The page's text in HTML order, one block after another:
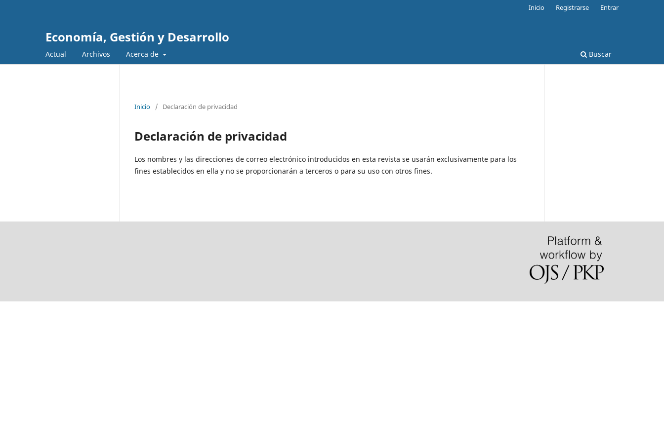
Economía, Gestión y Desarrollo
Actual Archivos Acerca de Buscar
Inicio Registrarse Entrar
Inicio / Declaración de privacidad
Declaración de privacidad
Los nombres y las direcciones de correo electrónico introducidos en esta revista se usarán exclusivamente para los
fines establecidos en ella y no se proporcionarán a terceros o para su uso con otros fines.